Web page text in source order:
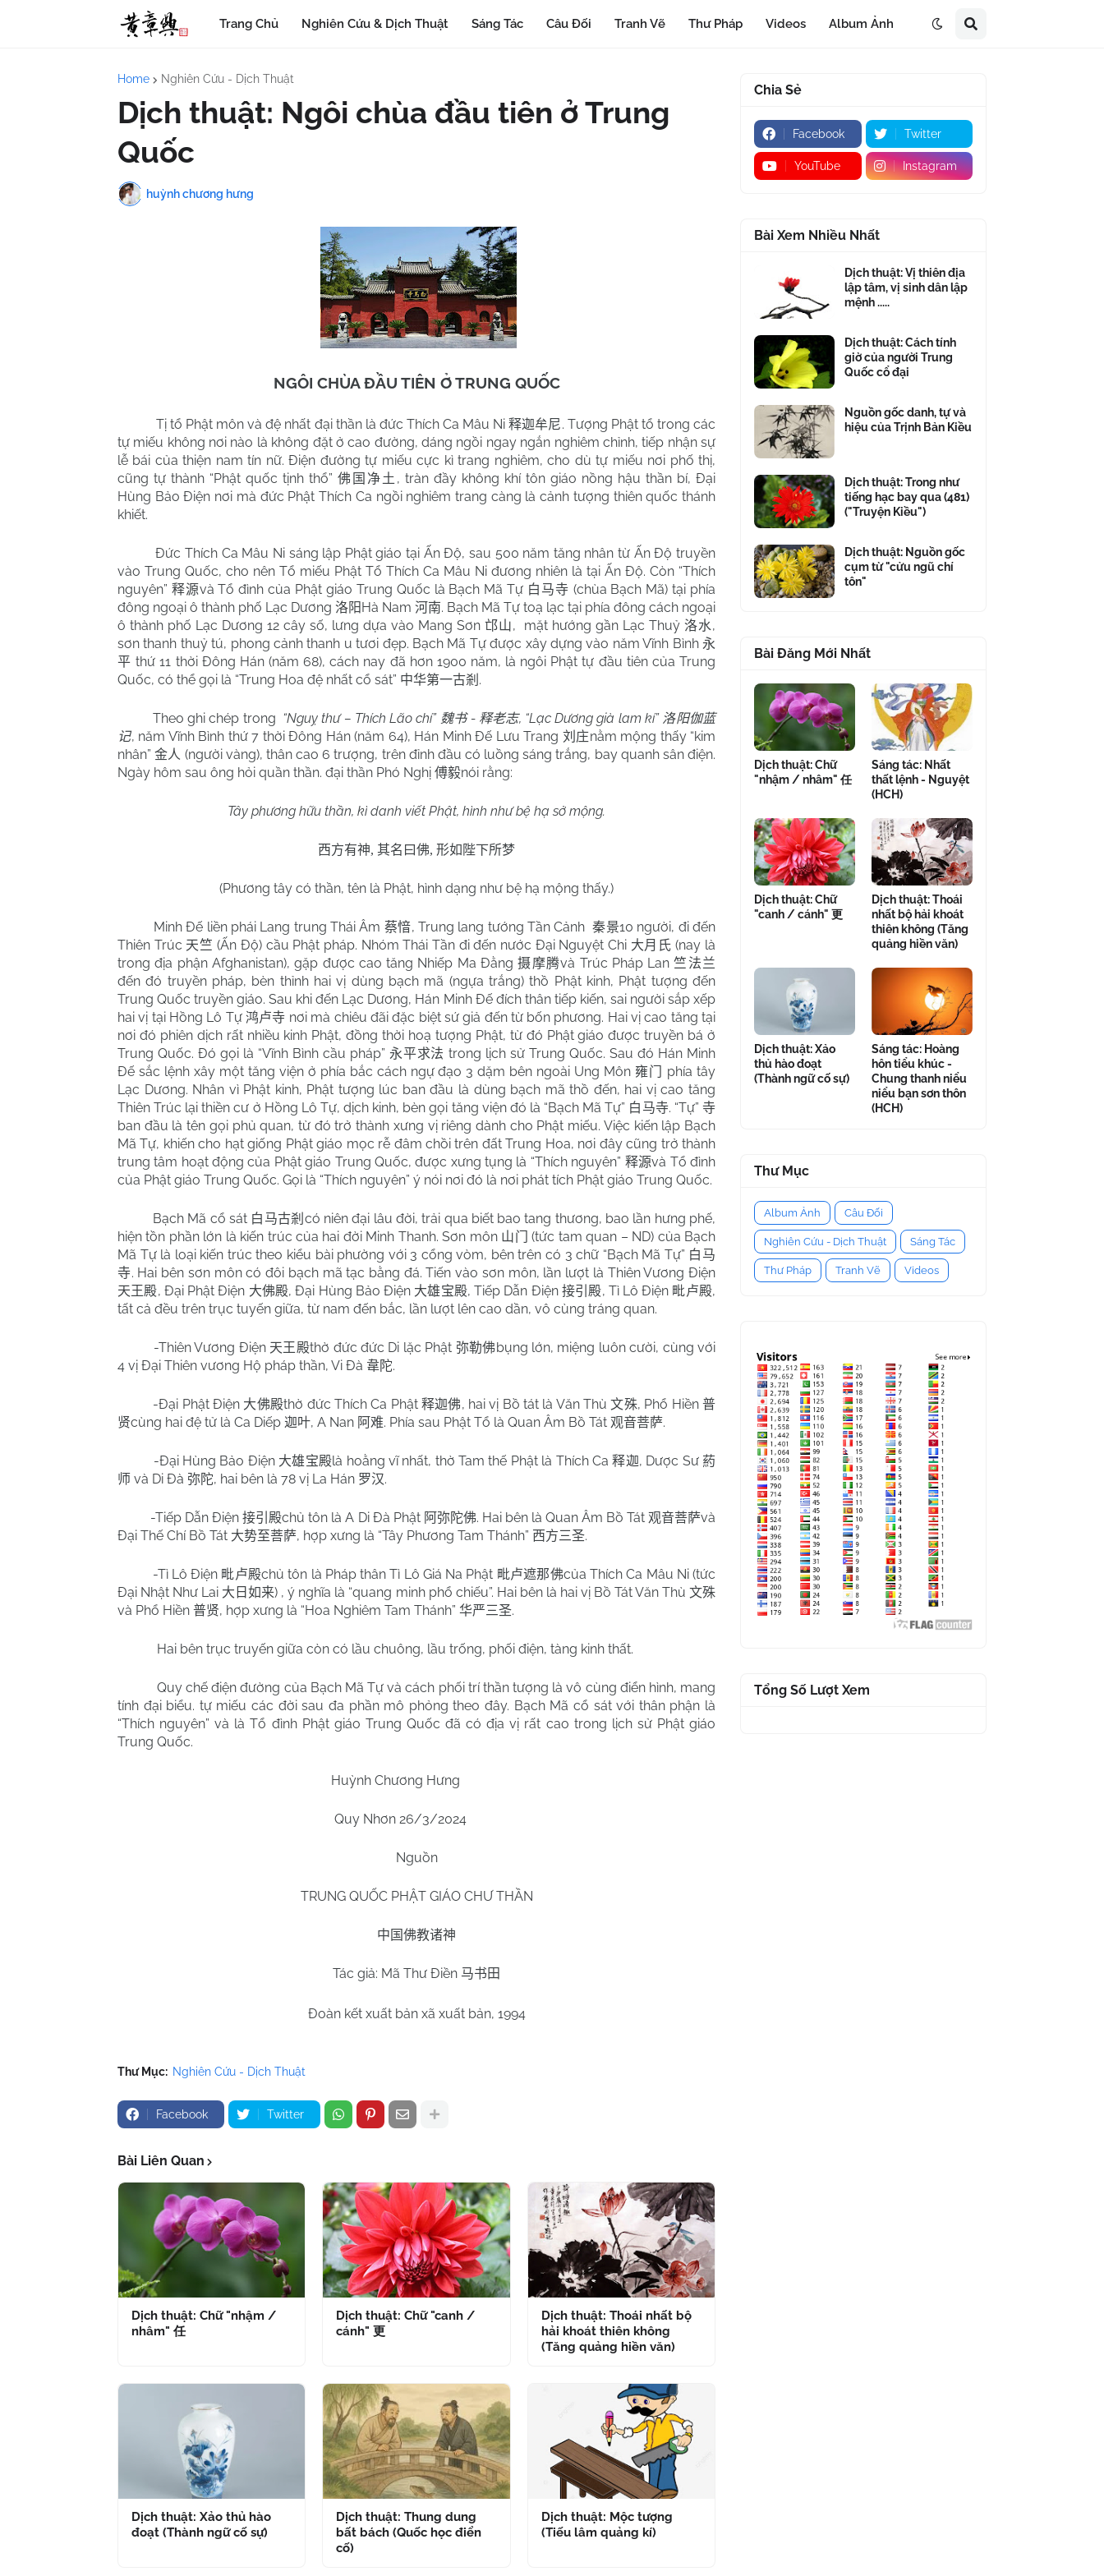
Trang Chủ Nghiên Cứu & Dịch Thuật Sáng Tác Câu Đối Tranh Vẽ Thư Pháp Videos Album Ảnh
Home Nghiên Cứu - Dịch Thuật
Dịch thuật: Ngôi chùa đầu tiên ở Trung
Quốc
huỳnh chương hưng
NGÔI CHÙA ĐẦU TIÊN Ở TRUNG QUỐC
Tị tổ Phật môn và đệ nhất đại thần là đức Thích Ca Mâu Ni释迦牟尼. Tượng Phật tổ trong các
tự miếu không nơi nào là không đặt ở cao đường, dáng ngồi ngay ngắn nghiêm chỉnh, tiếp nhận sự
lễ bái của thiện nam tín nữ. Điện đường tự miếu cực kì trang nghiêm, cho dù tự miếu nơi phố thị,
cũng tự thành “Phật quốc tịnh thổ” 佛国净土 , tràn đầy không khí tôn giáo nồng hậu thần bí, Đại
Hùng Bảo Điện nơi mà đức Phật Thích Ca ngồi nghiêm trang càng là cảnh tượng thiên quốc thánh
khiết.
Đức Thích Ca Mâu Ni sáng lập Phật giáo tại Ấn Độ, sau 500 năm tăng nhân từ Ấn Độ truyền
vào Trung Quốc, cho nên Tổ miếu Phật Tổ Thích Ca Mâu Ni đương nhiên là tại Ấn Độ. Còn “Thích
nguyên” 释源và Tổ đình của Phật giáo Trung Quốc là Bạch Mã Tự 白马寺 (chùa Bạch Mã) tại phía
đông ngoại ô thành phố Lạc Dương 洛阳Hà Nam 河南. Bạch Mã Tự toạ lạc tại phía đông cách ngoại
ô thành phố Lạc Dương 12 cây số, lưng dựa vào Mang Sơn 邙山, mặt hướng gần Lạc Thuỷ 洛水,
sơn thanh thuỷ tú, phong cảnh thanh u tươi đẹp. Bạch Mã Tự được xây dựng vào năm Vĩnh Bình 永
平 thứ 11 thời Đông Hán (năm 68), cách nay đã hơn 1900 năm, là ngôi Phật tự đầu tiên của Trung
Quốc, có thể gọi là “Trung Hoa đệ nhất cổ sát” 中华第一古剎 .
Theo ghi chép trong “Nguỵ thư – Thích Lão chí” 魏书- 释老志, “Lạc Dương già lam kí” 洛阳伽蓝
记, năm Vĩnh Bình thứ 7 thời Đông Hán (năm 64), Hán Minh Đế Lưu Trang 刘庄nằm mộng thấy “kim
nhân”金人 (người vàng), thân cao 6 trượng, trên đỉnh đầu có luồng sáng trắng, bay quanh sân điện.
Ngày hôm sau ông hỏi quần thần. đại thần Phó Nghị 傅毅nói rằng:
Tây phương hữu thần, kì danh viết Phật, hình như bệ hạ sở mộng.
西方有神, 其名曰佛, 形如陛下所梦
(Phương tây có thần, tên là Phật, hình dạng như bệ hạ mộng thấy.)
Minh Đế liền phái Lang trung Thái Âm 蔡愔, Trung lang tướng Tần Cảnh 秦景10 người, đi đến
Thiên Trúc 天竺 (Ấn Độ) cầu Phật pháp. Nhóm Thái Tần đi đến nước Đại Nguyệt Chi 大月氏 (nay là
trong địa phận Afghanistan), gặp được cao tăng Nhiếp Ma Đằng摄摩腾và Trúc Pháp Lan竺法兰
đến đó truyền pháp, bèn thỉnh hai vị dùng bạch mã (ngựa trắng) thồ Phật kinh, Phật tượng đến
Trung Quốc truyền giáo. Sau khi đến Lạc Dương, Hán Minh Đế đích thân tiếp kiến, sai người sắp xếp
hai vị tại Hồng Lô Tự 鸿卢寺 nơi mà chiêu đãi đặc biệt sứ giả đến từ bốn phương. Hai vị cao tăng tại
nơi đó phiên dịch rất nhiều kinh Phật, đồng thời hoạ tượng Phật, từ đó Phật giáo được truyền bá ở
Trung Quốc. Đó gọi là “Vĩnh Bình cầu pháp” 永平求法 trong lịch sử Trung Quốc. Sau đó Hán Minh
Đế sắc lệnh xây một tăng viện ở phía bắc cách ngự đạo 3 dặm bên ngoài Ung Môn 雍门
phía tây
Lạc Dương. Nhân vì Phật kinh, Phật tượng lúc ban đầu là dùng bạch mã thồ đến, hai vị cao tăng
Thiên Trúc lại thiền cư ở Hồng Lô Tự, dịch kinh, bèn gọi tăng viện đó là “Bạch Mã Tự” 白马寺. “Tự”寺
ban đầu là tên gọi phủ quan, từ đó trở thành xưng vị riêng dành cho Phật miếu. Việc kiến lập Bạch
Mã Tự, khiến cho hạt giống Phật giáo mọc rễ đâm chồi trên đất Trung Hoa, nơi đây cũng trở thành
trung tâm hoạt động của Phật giáo Trung Quốc, được xưng tụng là “Thích nguyên” 释源và Tổ đình
của Phật giáo Trung Quốc. Gọi là “Thích nguyên” ý nói nơi đó là nơi phát tích Phật giáo Trung Quốc.
Bạch Mã cổ sát 白马古剎 có niên đại lâu đời, trải qua biết bao tang thương, bao lần hưng phế,
hiện tồn phần lớn là kiến trúc của hai đời Minh Thanh. Sơn môn 山门
(tức tam quan – ND) của Bạch
Mã Tự là loại kiến trúc theo kiểu bài phường với 3 cổng vòm, bên trên có 3 chữ “Bạch Mã Tự” 白马
寺. Hai bên sơn môn có đôi bạch mã tạc bằng đá. Tiến vào sơn môn, lần lượt là Thiên Vương Điện
天王殿, Đại Phật Điện 大佛殿, Đại Hùng Bảo Điện 大雄宝殿, Tiếp Dẫn Điện 接引殿, Tì Lô Điện 毗卢殿,
tất cả đều trên trục tuyến giữa, từ nam đến bắc, lần lượt lên cao dần, vô cùng tráng quan.
-Thiên Vương Điện 天王殿thờ đức đức Di lặc Phật 弥勒佛bụng lớn, miệng luôn cười, cùng với
4 vị Đại Thiên vương Hộ pháp thần, Vi Đà 韋陀.
-Đại Phật Điện 大佛殿thờ đức Thích Ca Phật 释迦佛, hai vị Bồ tát là Văn Thù文殊, Phổ Hiền普
贤cùng hai đệ tử là Ca Diếp 迦叶, A Nan 阿难. Phía sau Phật Tổ là Quan Âm Bồ Tát 观音菩萨.
-Đại Hùng Bảo Điện 大雄宝殿là hoằng vĩ nhất, thờ Tam thế Phật là Thích Ca释迦, Dược Sư 葯
师 và Di Đà 弥陀, hai bên là 78 vị La Hán 罗汉.
-Tiếp Dẫn Điện接引殿chủ tôn là A Di Đà Phật 阿弥陀佛. Hai bên là Quan Âm Bồ Tát 观音菩萨và
Đại Thế Chí Bồ Tát 大势至菩萨, hợp xưng là “Tây Phương Tam Thánh” 西方三圣.
-Tì Lô Điện 毗卢殿chủ tôn là Pháp thân Tì Lô Giá Na Phật 毗卢遮那佛của Thích Ca Mâu Ni (tức
Đại Nhật Như Lai 大日如来) , ý nghĩa là “quang minh phổ chiếu”. Hai bên là hai vị Bồ Tát Văn Thù 文殊
và Phổ Hiền 普贤, hợp xưng là “Hoa Nghiêm Tam Thánh” 华严三圣.
Hai bên trục truyến giữa còn có lầu chuông, lầu trống, phối điện, tàng kinh thất.
Quy chế điện đường của Bạch Mã Tự và cách phối trí thần tượng là vô cùng điển hình, mang
tính đại biểu. tự miếu các đời sau đa phần mô phỏng theo đây. Bạch Mã cổ sát với thân phận là
“Thích nguyên” và là Tổ đình Phật giáo Trung Quốc đã có địa vị rất cao trong lịch sử Phật giáo
Trung Quốc.
Huỳnh Chương Hưng
Quy Nhơn 26/3/2024
Nguồn
TRUNG QUỐC PHẬT GIÁO CHƯTHẦN
中国佛教诸神
Tác giả: Mã Thư Điền 马书田
Đoàn kết xuất bản xã xuất bản, 1994
Thư Mục: Nghiên Cứu - Dịch Thuật
Facebook Twitter
Bài Liên Quan
Dịch thuật: Chữ "nhậm /
nhâm" 任
Dịch thuật: Chữ "canh /
cánh" 更
Dịch thuật: Thoái nhất bộ
hải khoát thiên không
(Tăng quảng hiền văn)
Dịch thuật: Xảo thủ hào
đoạt (Thành ngữ cố sự)
Dịch thuật: Thung dung
bất bách (Quốc học điển
cố)
Dịch thuật: Mộc tượng
(Tiếu lâm quảng kí)
Chia Sẻ
Facebook Twitter
YouTube Instagram
Bài Xem Nhiều Nhất
Dịch thuật: Vị thiên địa
lập tâm, vị sinh dân lập
mệnh .....
Dịch thuật: Cách tính
giờ của người Trung
Quốc cổ đại
Nguồn gốc danh, tự và
hiệu của Trịnh Bản Kiều
Dịch thuật: Trong như
tiếng hạc bay qua (481)
("Truyện Kiều")
Dịch thuật: Nguồn gốc
cụm từ "cửu ngũ chí
tôn"
Bài Đăng Mới Nhất
Dịch thuật: Chữ
"nhậm / nhâm" 任
Sáng tác: Nhất
thất lệnh - Nguyệt
(HCH)
Dịch thuật: Chữ
"canh / cánh" 更
Dịch thuật: Thoái
nhất bộ hải khoát
thiên không (Tăng
quảng hiền văn)
Dịch thuật: Xảo
thủ hào đoạt
(Thành ngữ cố sự)
Sáng tác: Hoàng
hôn tiểu khúc -
Chung thanh niểu
niểu bạn sơn thôn
(HCH)
Thư Mục
Album Ảnh Câu Đối
Nghiên Cứu - Dịch Thuật Sáng Tác
Thư Pháp Tranh Vẽ Videos
Tổng Số Lượt Xem